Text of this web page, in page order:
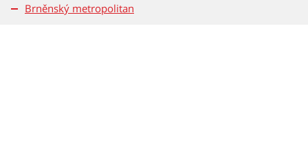
Brněnský metropolitan